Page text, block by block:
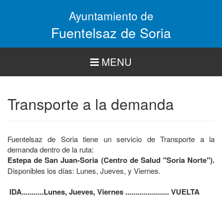
Ayuntamiento de
Fuentelsaz de Soria
MENU
Transporte a la demanda
Fuentelsaz de Soria tiene un servicio de Transporte a la
demanda dentro de la ruta:
Estepa de San Juan-Soria (Centro de Salud "Soria Norte").
Disponibles los días: Lunes, Jueves, y Viernes.
IDA...........Lunes, Jueves, Viernes ...................... VUELTA